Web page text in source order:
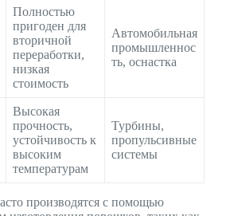
Полностью
пригоден для
вторичной
переработки,
низкая
стоимость
Автомобильная
промышленнос
ть, оснастка
Высокая
прочность,
устойчивость к
высоким
температурам
Турбины,
пропульсивные
системы
производятся с помощью